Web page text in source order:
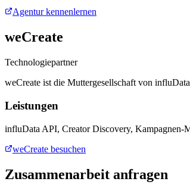
Agentur kennenlernen
weCreate
Technologiepartner
weCreate ist die Muttergesellschaft von
Leistungen
influData API, Creator Discovery, Kampagnen-
weCreate besuchen
Zusammenarbeit anfragen